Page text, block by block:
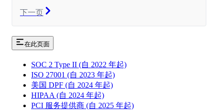
下一页
在此页面
SOC 2 Type II (自 2022 年起)
ISO 27001 (自 2023 年起)
美国 DPF (自 2024 年起)
HIPAA (自 2024 年起)
PCI 服务提供商 (自 2025 年起)